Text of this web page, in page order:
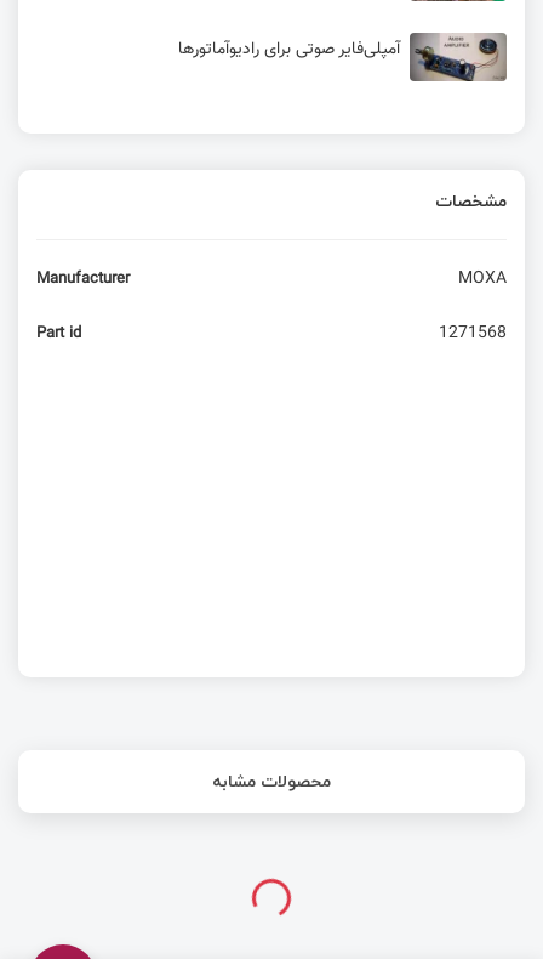
آمپلی‌فایر صوتی برای راديوآماتورها
مشخصات
Manufacturer MOXA
Part id 1271568
محصولات مشابه